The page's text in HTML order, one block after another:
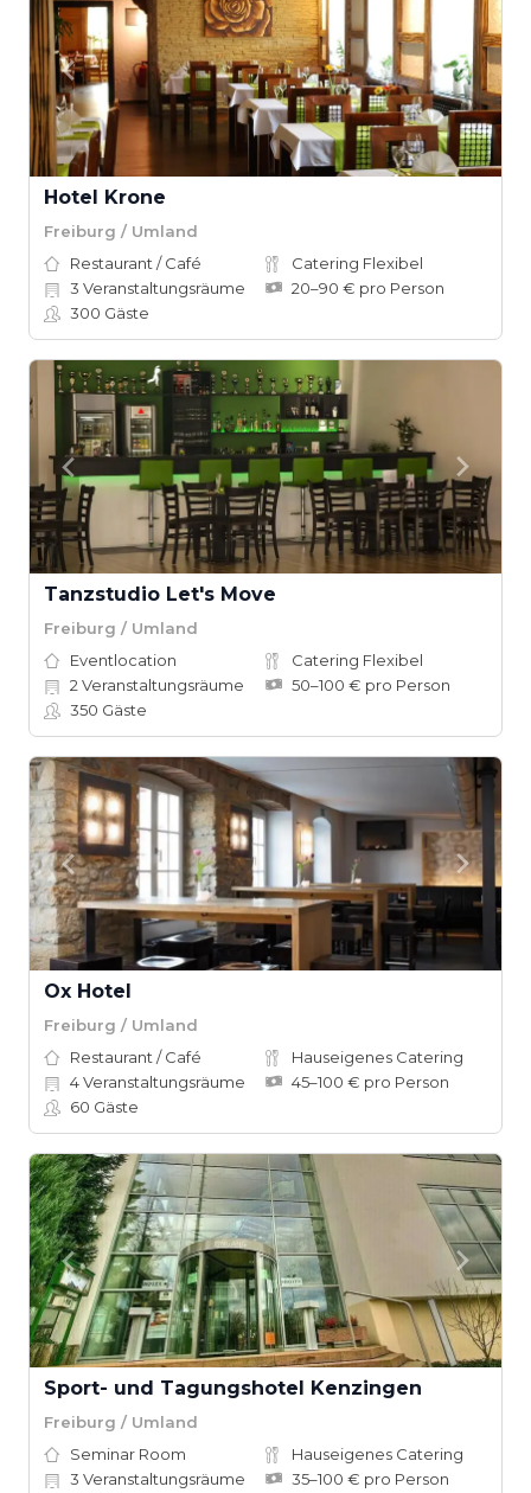
Hotel Krone
Freiburg / Umland
Restaurant / Café
Catering Flexibel
3 Veranstaltungsräume
20–90 € pro Person
300 Gäste
Tanzstudio Let's Move
Freiburg / Umland
Eventlocation
Catering Flexibel
2 Veranstaltungsräume
50–100 € pro Person
350 Gäste
Ox Hotel
Freiburg / Umland
Restaurant / Café
Hauseigenes Catering
4Veranstaltungsräume
45–100 € pro Person
60 Gäste
Sport- und Tagungshotel Kenzingen
Freiburg / Umland
Seminar Room
Hauseigenes Catering
3 Veranstaltungsräume
35–100 € pro Person